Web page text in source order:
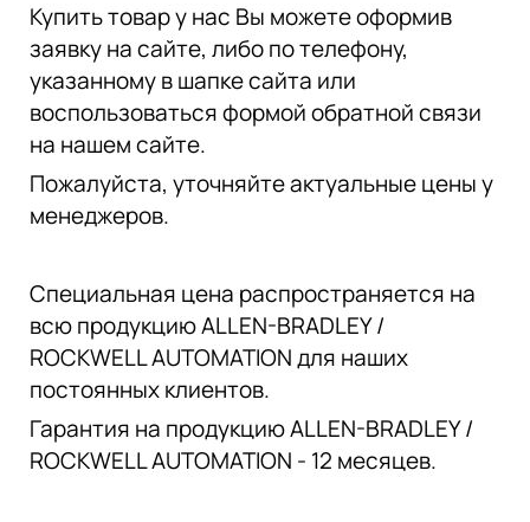
Купить товар у нас Вы можете оформив
заявку на сайте, либо по телефону,
указанному в шапке сайта или
воспользоваться формой обратной связи
на нашем сайте.
Пожалуйста, уточняйте актуальные цены у
менеджеров.
Специальная цена распространяется на
всю продукцию ALLEN-BRADLEY /
ROCKWELL AUTOMATION для наших
постоянных клиентов.
Гарантия на продукцию ALLEN-BRADLEY /
ROCKWELL AUTOMATION - 12 месяцев.